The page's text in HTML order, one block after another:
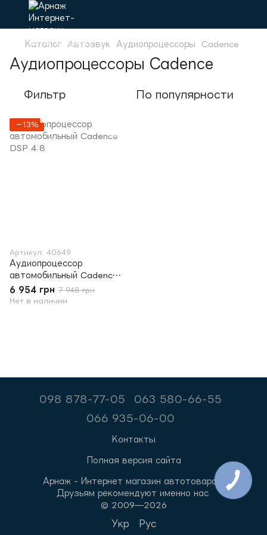
Каталог Автозвук Аудиопроцессоры Cadence
Аудиопроцессоры Cadence
Фильтр По популярности
−13%
Артикул: 40649
Аудиопроцессор
автомобильный Cadence
DSP 4.8
6 954 грн 7 948 грн
Нет в наличии
098 878-77-05
063 580-66-55
066 935-06-00
Контакты
Полная версия сайта
Арнаж - Интернет магазин автотоваров.
Друзьям рекомендуют именно нас.
© 2009—2026
Укр Рус